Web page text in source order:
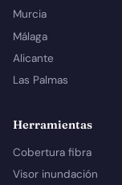
Murcia
Málaga
Alicante
Las Palmas
Herramientas
Cobertura fibra
Visor inundación